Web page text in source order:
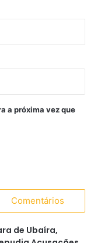
a próxima vez que
Comentários
de Ubaíra,